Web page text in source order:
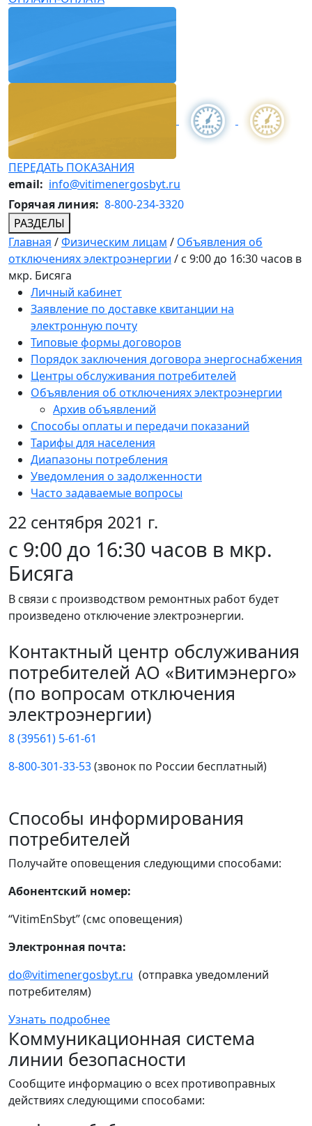
ПЕРЕДАТЬ ПОКАЗАНИЯ
email: info@vitimenergosbyt.ru
Горячая линия: 8-800-234-3320
РАЗДЕЛЫ
Главная /Физическим лицам / Объявления об
отключениях электроэнергии / с 9:00 до 16:30 часов в
мкр. Бисяга
Личный кабинет
Заявление по доставке квитанции на
электронную почту
Типовые формы договоров
Порядок заключения договора энергоснабжения
Центры обслуживания потребителей
Объявления об отключениях электроэнергии
Архив объявлений
Способы оплаты и передачи показаний
Тарифы для населения
Диапазоны потребления
Уведомления о задолженности
Часто задаваемые вопросы
22 сентября 2021 г.
с 9:00 до 16:30 часов в мкр.
Бисяга
В связи с производством ремонтных работ будет
произведено отключение электроэнергии.
Контактный центр обслуживания
потребителей АО «Витимэнерго»
(по вопросам отключения
электроэнергии)
8 (39561) 5-61-61
8-800-301-33-53(звонок по России бесплатный)
Способы информирования
потребителей
Получайте оповещения следующими способами:
Абонентский номер:
“VitimEnSbyt” (смс оповещения)
Электронная почта:
do@vitimenergosbyt.ru (отправка уведомлений
потребителям)
Узнать подробнее
Коммуникационная система
линии безопасности
Сообщите информацию о всех противоправных
действиях следующими способами: